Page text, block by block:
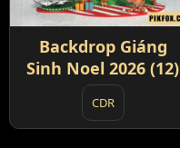
Backdrop Giáng
Sinh Noel 2026 (12)
CDR